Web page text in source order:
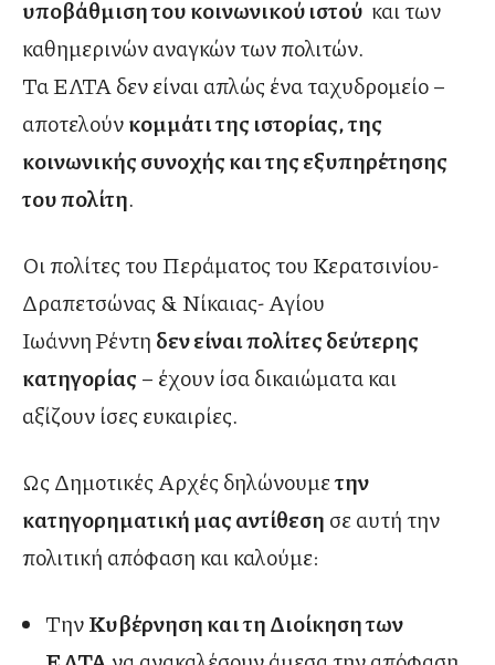
υποβάθμιση του κοινωνικού ιστού και των
καθημερινών αναγκών των πολιτών.
Τα ΕΛΤΑ δεν είναι απλώς ένα ταχυδρομείο –
αποτελούνκομμάτι της ιστορίας, της
κοινωνικής συνοχής και της εξυπηρέτησης
του πολίτη.
Οι πολίτες του Περάματος του Κερατσινίου-
Δραπετσώνας & Νίκαιας- Αγίου
ΙωάννηΡέντη δεν είναι πολίτες δεύτερης
κατηγορίας – έχουν ίσα δικαιώματα και
αξίζουν ίσες ευκαιρίες.
Ως Δημοτικές Αρχές δηλώνουμετην
κατηγορηματική μας αντίθεση σε αυτή την
πολιτική απόφαση και καλούμε:
ΤηνΚυβέρνηση και τη Διοίκηση των